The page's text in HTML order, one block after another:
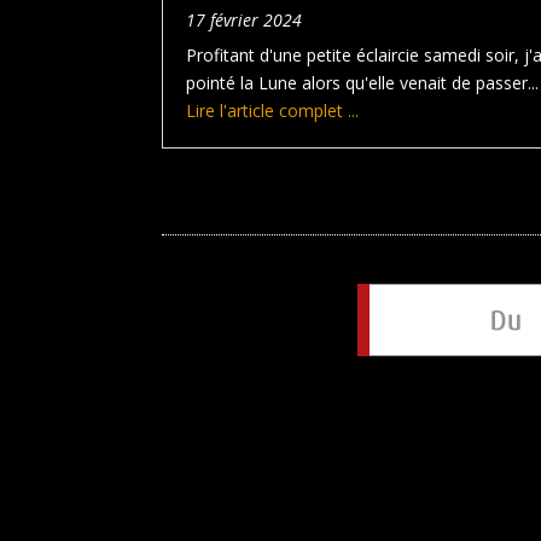
17 février 2024
Profitant d'une petite éclaircie samedi soir,
pointé la Lune alors qu'elle venait de passer...
Lire l'article complet ...